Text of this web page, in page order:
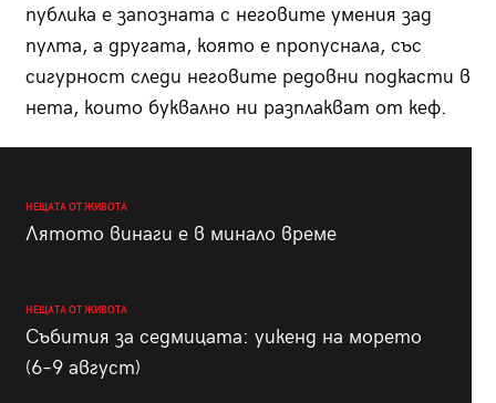
публика е запозната с неговите умения зад
пулта, а другата, която е пропуснала, със
сигурност следи неговите редовни подкасти в
нета, които буквално ни разплакват от кеф.
НЕЩАТА ОТ ЖИВОТА
Лятото винаги е в минало време
НЕЩАТА ОТ ЖИВОТА
Събития за седмицата: уикенд на морето
(6–9 август)